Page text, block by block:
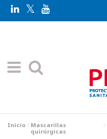
Inicio
Mascarillas
quirúrgicas